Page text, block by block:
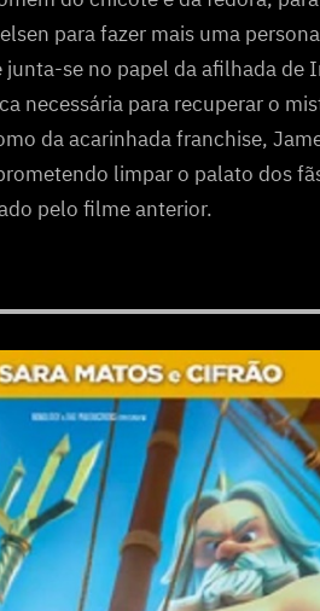
para fazer mais uma
se no papel da afilhada de
necessária para recuperar o
da acarinhada franchise,
limpar o palato dos
pelo filme anterior.